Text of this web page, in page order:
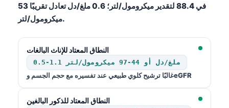
في 88.4 لتقدير ميكرومول/لتر؛ 0.6 ملغ/دل تعادل تقريبًا 53
ميكرومول/لتر.
النطاق المعتاد للإناث البالغات
0.5-1.1 ملغ/دل أو 44-97 ميكرومول/لتر
غالبًا ترشيح كلوي طبيعي عند تفسيره مع حجم الجسم وeGFR
النطاق المعتاد للذكور البالغين